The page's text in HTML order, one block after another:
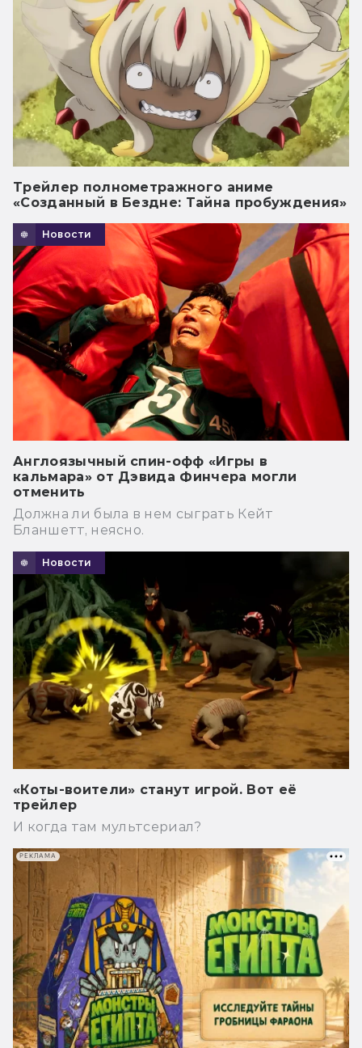
Трейлер полнометражного аниме
«Созданный в Бездне: Тайна пробуждения»
Новости
Англоязычный спин-офф «Игры в
кальмара» от Дэвида Финчера могли
отменить
Должна ли была в нем сыграть Кейт
Бланшетт, неясно.
Новости
«Коты-воители» станут игрой. Вот её
трейлер
И когда там мультсериал?
РЕКЛАМА